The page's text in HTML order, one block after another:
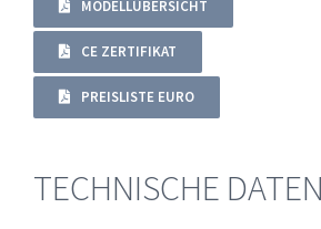
MODELLÜBERSICHT
CE ZERTIFIKAT
PREISLISTE EURO
TECHNISCHE DATEN